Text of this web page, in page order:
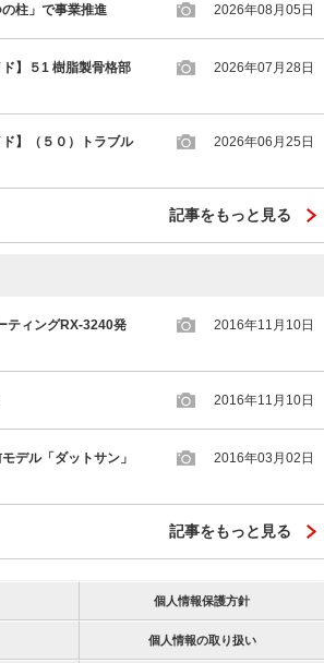
柱」で事業推進 2026年08月05日
】５1 樹脂製骨格部
2026年07月28日
】（５０）トラブル
2026年06月25日
記事をもっと見る
ティングRX-3240発
2016年11月10日
2016年11月10日
デル「ダットサン」
2016年03月02日
記事をもっと見る
個人情報保護方針
個人情報の取り扱い